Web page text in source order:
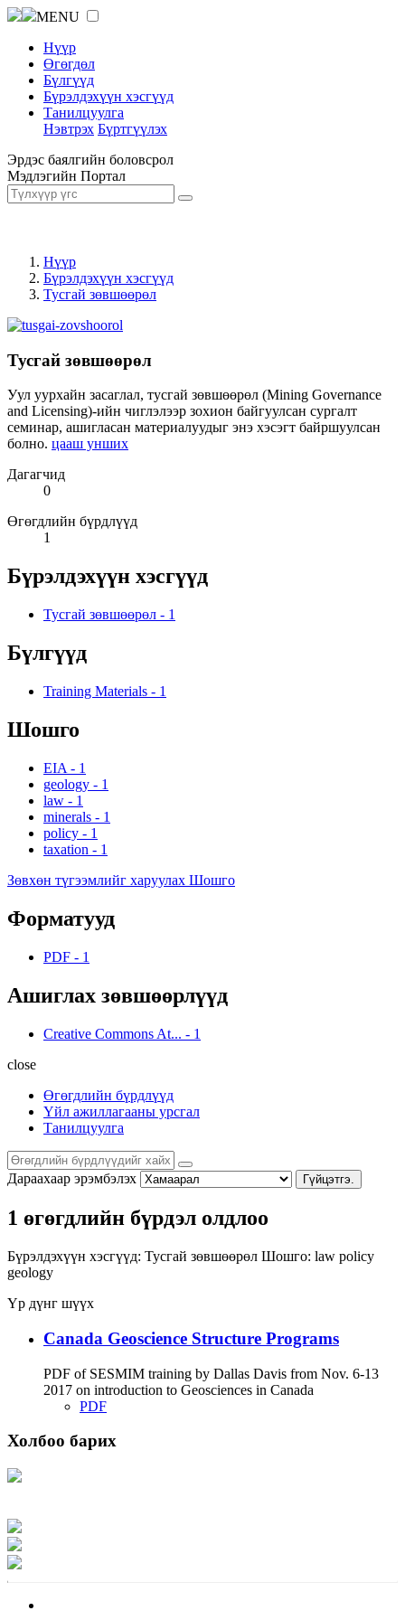
MENU
Нүүр
Өгөгдөл
Бүлгүүд
Бүрэлдэхүүн хэсгүүд
Танилцуулга
Нэвтрэх Бүртгүүлэх
Эрдэс баялгийн боловсрол
Мэдлэгийн Портал
Нүүр
Бүрэлдэхүүн хэсгүүд
Тусгай зөвшөөрөл
Тусгай зөвшөөрөл
Уул уурхайн засаглал, тусгай зөвшөөрөл (Mining Governance
and Licensing)-ийн чиглэлээр зохион байгуулсан сургалт
семинар, ашигласан материалуудыг энэ хэсэгт байршуулсан
болно. цааш унших
Дагагчид
0
Өгөгдлийн бүрдлүүд
1
Бүрэлдэхүүн хэсгүүд
Тусгай зөвшөөрөл - 1
Бүлгүүд
Training Materials - 1
Шошго
EIA - 1
geology - 1
law - 1
minerals - 1
policy - 1
taxation - 1
Зөвхөн түгээмлийг харуулах Шошго
Форматууд
PDF - 1
Ашиглах зөвшөөрлүүд
Creative Commons At... - 1
close
Өгөгдлийн бүрдлүүд
Үйл ажиллагааны урсгал
Танилцуулга
Дараахаар эрэмбэлэх Гүйцэтгэ.
1 өгөгдлийн бүрдэл олдлоо
Бүрэлдэхүүн хэсгүүд: Тусгай зөвшөөрөл Шошго: law policy
geology
Үр дүнг шүүх
Canada Geoscience Structure Programs
PDF of SESMIM training by Dallas Davis from Nov. 6-13
2017 on introduction to Geosciences in Canada
PDF
Холбоо барих